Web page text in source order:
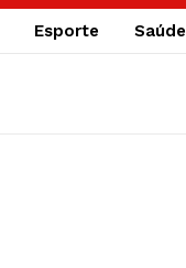
Esporte Saúde